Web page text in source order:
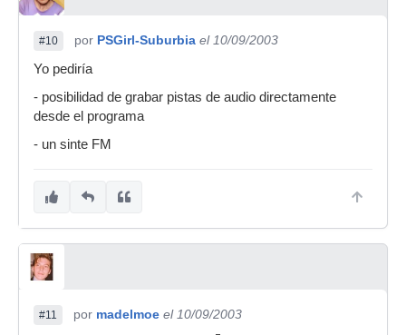
#10 por PSGirl-Suburbia el 10/09/2003
Yo pediría
- posibilidad de grabar pistas de audio directamente
desde el programa
- un sinte FM
#11 por madelmoe el 10/09/2003